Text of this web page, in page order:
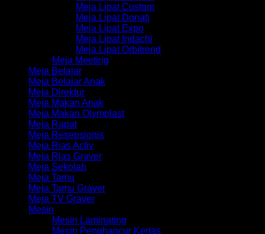
Meja Lipat Custom
Meja Lipat Donati
Meja Lipat Expo
Meja Lipat Indachi
Meja Lipat Orbitrend
Meja Meeting
Meja Belajar
Meja Belajar Anak
Meja Direktur
Meja Makan Anak
Meja Makan Olymplast
Meja Rapat
Meja Resepsionis
Meja Rias Activ
Meja Rias Graver
Meja Sekolah
Meja Tamu
Meja Tamu Graver
Meja TV Graver
Mesin
Mesin Laminating
Mesin Penghancur Kertas